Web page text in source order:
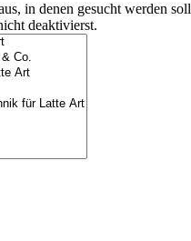
in denen gesucht werden
deaktivierst.